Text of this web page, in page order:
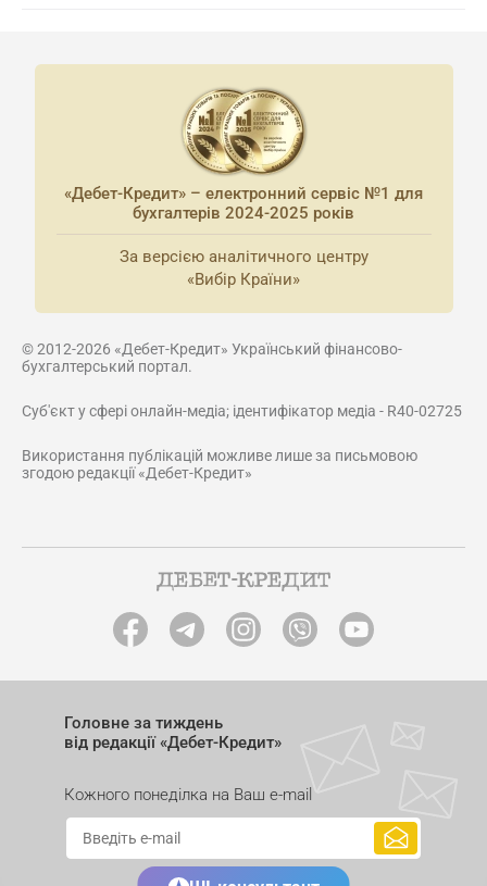
«Дебет-Кредит» – електронний сервіс №1 для
бухгалтерів 2024-2025 років
За версією аналітичного центру
«Вибір Країни»
© 2012-2026 «Дебет-Кредит» Український фінансово-
бухгалтерський портал.
Суб'єкт у сфері онлайн-медіа; ідентифікатор медіа - R40-02725
Використання публікацій можливе лише за письмовою
згодою редакції «Дебет-Кредит»
Головне за тиждень
від редакції «Дебет-Кредит»
Кожного понеділка на Ваш e-mail